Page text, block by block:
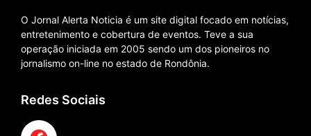
O Jornal Alerta Noticia é um site digital focado em notícias,
entretenimento e cobertura de eventos. Teve a sua
operação iniciada em 2005 sendo um dos pioneiros no
jornalismo on-line no estado de Rondônia.
Redes Sociais